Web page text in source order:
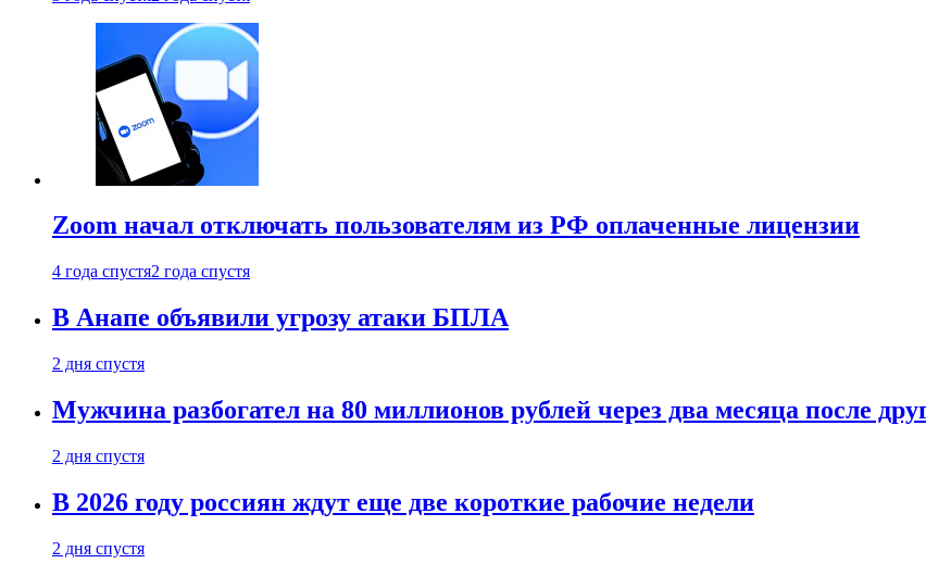
Zoom начал отключать пользователям из РФ оплаченные лицензии
4 года спустя2 года спустя
В Анапе объявили угрозу атаки БПЛА
2 дня спустя
Мужчина разбогател на 80 миллионов рублей через два месяца после
2 дня спустя
В 2026 году россиян ждут еще две короткие рабочие недели
2 дня спустя